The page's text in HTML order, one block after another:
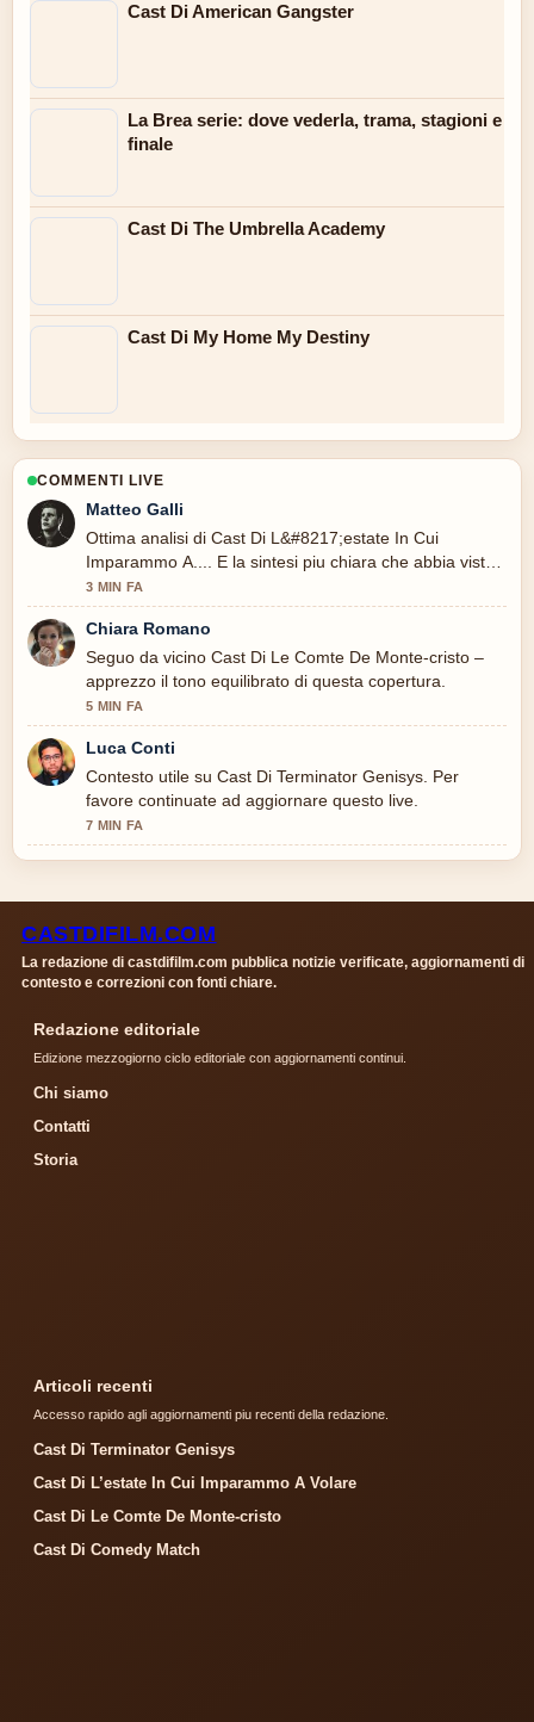
Cast Di American Gangster
La Brea serie: dove vederla, trama, stagioni e
finale
Cast Di The Umbrella Academy
Cast Di My Home My Destiny
COMMENTI LIVE
Matteo Galli
Ottima analisi di Cast Di L&#8217;estate In Cui
Imparammo A.... E la sintesi piu chiara che abbia visto
oggi.
3 MIN FA
Chiara Romano
Seguo da vicino Cast Di Le Comte De Monte-cristo –
apprezzo il tono equilibrato di questa copertura.
5 MIN FA
Luca Conti
Contesto utile su Cast Di Terminator Genisys. Per
favore continuate ad aggiornare questo live.
7 MIN FA
CASTDIFILM.COM
La redazione di castdifilm.com pubblica notizie verificate, aggiornamenti di
contesto e correzioni con fonti chiare.
Redazione editoriale
Edizione mezzogiorno ciclo editoriale con aggiornamenti continui.
Chi siamo
Contatti
Storia
Articoli recenti
Accesso rapido agli aggiornamenti piu recenti della redazione.
Cast Di Terminator Genisys
Cast Di L’estate In Cui Imparammo A Volare
Cast Di Le Comte De Monte-cristo
Cast Di Comedy Match